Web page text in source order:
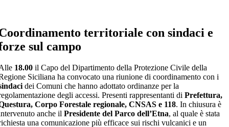
territoriale con sindaci e
sul campo
18.00 il Capo del Dipartimento della Protezione Civile della
Siciliana ha convocato una riunione di coordinamento con i
dei Comuni che hanno adottato ordinanze per la
degli accessi. Presenti rappresentanti diPrefettura,
Corpo Forestale regionale, CNSAS e 118. In chiusura è
anche ilPresidente del Parco dell’Etna, al quale è stata
una comunicazione più efficace sui rischi vulcanici e un